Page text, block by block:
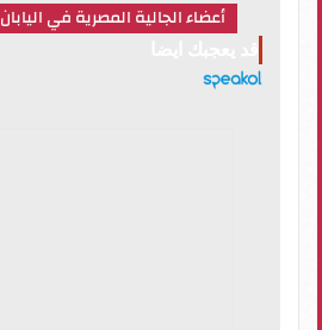
أعضاء الجالية المصرية في اليابان